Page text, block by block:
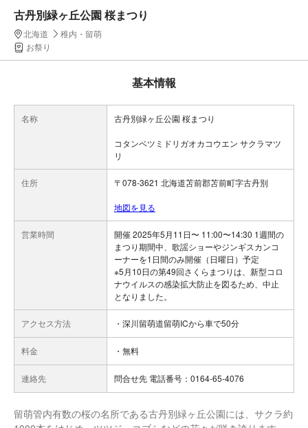
古丹別緑ヶ丘公園 桜まつり
北海道
稚内・留萌
お祭り
基本情報
名称 古丹別緑ヶ丘公園 桜まつり
コタンベツミドリガオカコウエン サクラマツ
リ
住所 〒078-3621 北海道苫前郡苫前町字古丹別
地図を見る
営業時間
開催 2025年5月11日〜 11:00〜14:30 1週間の
まつり期間中、歌謡ショーやジンギスカンコ
ーナーを1日間のみ開催（日曜日）予定
※5月10日の第49回さくらまつりは、新型コロ
ナウイルスの感染拡大防止を図るため、中止
となりました。
アクセス方法 ・深川留萌道留萌ICから車で50分
料金 ・無料
連絡先 問合せ先 電話番号：0164-65-4076
留萌管内有数の桜の名所である古丹別緑ヶ丘公園には、サクラ約